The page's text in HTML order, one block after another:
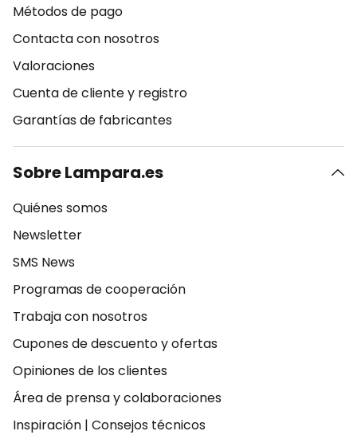
Métodos de pago
Contacta con nosotros
Valoraciones
Cuenta de cliente y registro
Garantías de fabricantes
Sobre Lampara.es
Quiénes somos
Newsletter
SMS News
Programas de cooperación
Trabaja con nosotros
Cupones de descuento y ofertas
Opiniones de los clientes
Área de prensa y colaboraciones
Inspiración | Consejos técnicos